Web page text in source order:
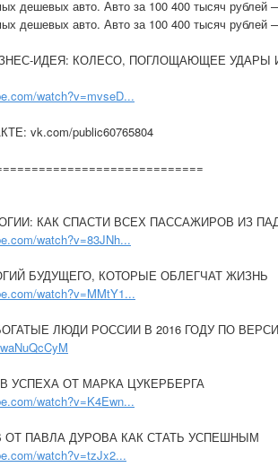
дешевых авто. Авто за 100 400 тысяч
дешевых авто. Авто за 100 400 тысяч
ИДЕЯ: КОЛЕСО, ПОГЛОЩАЮЩЕЕ УДАРЫ
watch?v=mvseD...
vk.com/public60765804
КАК СПАСТИ ВСЕХ ПАССАЖИРОВ ИЗ
watch?v=83JNh...
БУДУЩЕГО, КОТОРЫЕ ОБЛЕГЧАТ ЖИЗНЬ
watch?v=MMtY1...
ЛЮДИ РОССИИ В 2016 ГОДУ ПО
УСПЕХА ОТ МАРКА ЦУКЕРБЕРГА
watch?v=K4Ewn...
ОТ ПАВЛА ДУРОВА КАК СТАТЬ УСПЕШНЫМ
watch?v=tzJx2...